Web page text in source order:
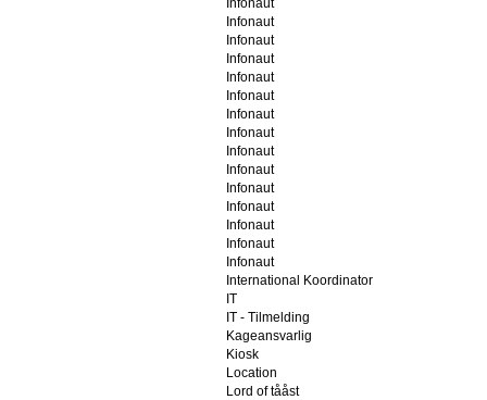
Infonaut
Infonaut
Infonaut
Infonaut
Infonaut
Infonaut
Infonaut
Infonaut
Infonaut
Infonaut
Infonaut
Infonaut
Infonaut
Infonaut
Infonaut
International Koordinator
IT
IT - Tilmelding
Kageansvarlig
Kiosk
Location
Lord of tååst